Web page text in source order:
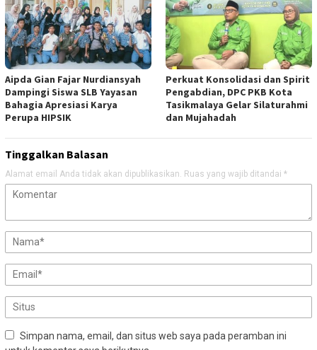
Aipda Gian Fajar Nurdiansyah
Dampingi Siswa SLB Yayasan
Bahagia Apresiasi Karya
Perupa HIPSIK
Perkuat Konsolidasi dan Spirit
Pengabdian, DPC PKB Kota
Tasikmalaya Gelar Silaturahmi
dan Mujahadah
Tinggalkan Balasan
Alamat email Anda tidak akan dipublikasikan. Ruas yang wajib ditandai *
Simpan nama, email, dan situs web saya pada peramban ini